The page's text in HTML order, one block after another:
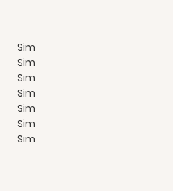
Sim
Sim
Sim
Sim
Sim
Sim
Sim